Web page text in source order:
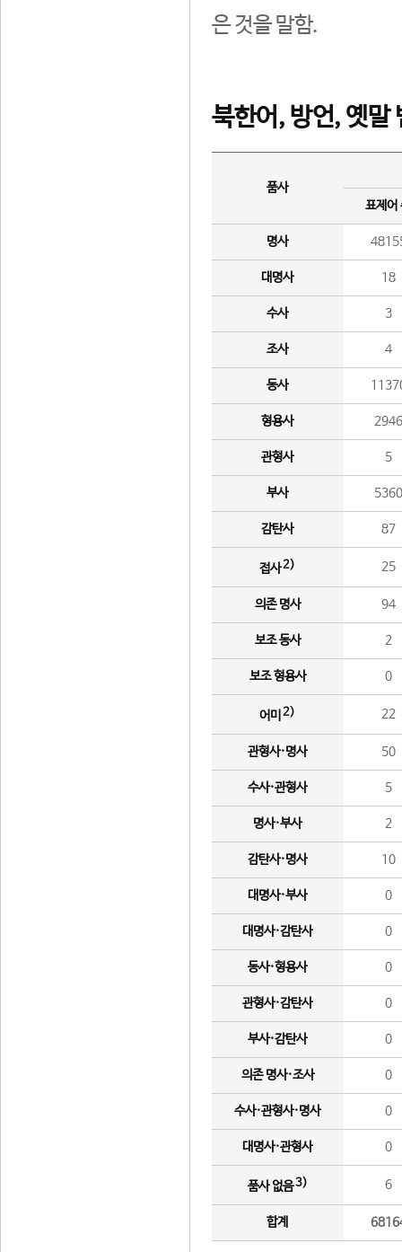
은 것을 말함.
북한어, 방언, 옛말
품사
표제어
명사
대명사 18
수사 3
조사 4
동사
형용사 2946
관형사 5
부사 5360
감탄사 87
접사2) 25
의존 명사 94
보조 동사 2
보조 형용사 0
어미 2) 22
관형사·명사 50
수사·관형사 5
명사·부사 2
감탄사·명사 10
대명사·부사 0
대명사·감탄사 0
동사·형용사 0
관형사·감탄사 0
부사·감탄사 0
의존 명사·조사 0
수사·관형사·명사 0
대명사·관형사 0
품사 없음3) 6
합계